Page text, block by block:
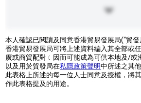
本人確認已閱讀及同意香港貿易發展局(“貿發
香港貿易發展局可將上述資料編入其全部或
廣或商貿配對﹝因而可能成為可供本地及/或
以及用於貿發局在私隱政策聲明中所述之其
此表格上所述的每一位人士同意及授權，將
作此表格提及的用途。